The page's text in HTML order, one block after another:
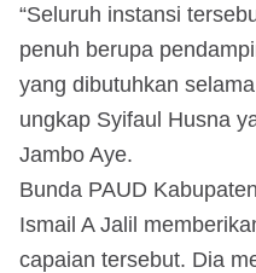
“Seluruh instansi
penuh berupa
yang dibutuhkan
ungkap Syifaul Husna
Jambo Aye.
Bunda PAUD
Ismail A Jalil
capaian tersebut. Dia